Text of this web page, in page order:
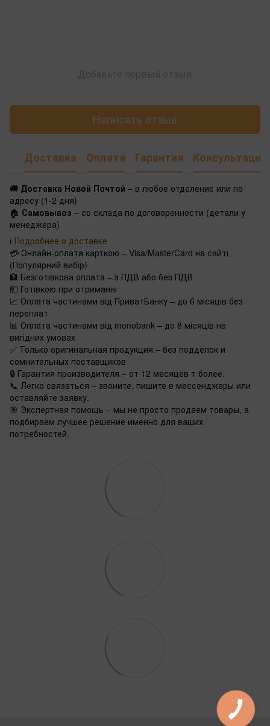
Написать отзыв
Доставка Оплата Гарантия Консультация
🚚 Доставка Новой Почтой – в любое отделение или по
адресу (1-2 дня)
🏠 Самовывоз – со склада по договоренности (детали у
менеджера)
ℹ️ Подробнее о доставке
💳 Онлайн-оплата карткою – Visa/MasterCard на сайті
(Популярний вибір)
🏦 Безготівкова оплата – з ПДВ або без ПДВ
💵 Готівкою при отриманні
📈 Оплата частинами від ПриватБанку – до 6 місяців без
переплат
📊 Оплата частинами від monobank – до 8 місяців на
вигідних умовах
✅ Только оригинальная продукция – без подделок и
сомнительных поставщиков
🔒 Гарантия производителя – от 12 месяцев т более.
📞 Легко связаться – звоните, пишите в мессенджеры или
оставляйте заявку.
🎯 Экспертная помощь – мы не просто продаем товары, а
подбираем лучшее решение именно для ваших
потребностей.